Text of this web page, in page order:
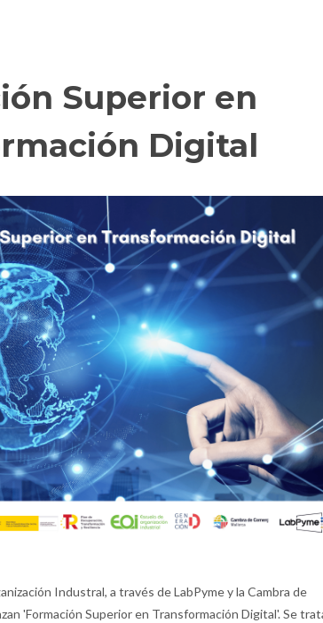
Superior en
Digital
Industral, a través de LabPyme y la Cambra de
'Formación Superior en Transformación Digital'. Se